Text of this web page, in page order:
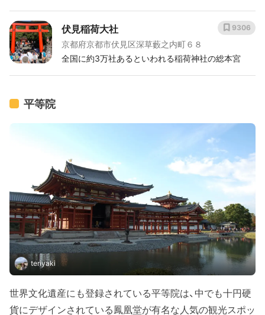
伏見稲荷大社
京都府京都市伏見区深草藪之内町６８
全国に約3万社あるといわれる稲荷神社の総本宮
9306
平等院
teriyaki
世界文化遺産にも登録されている平等院は、中でも十円硬
貨にデザインされている鳳凰堂が有名な人気の観光スポッ